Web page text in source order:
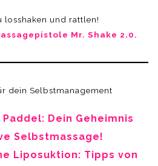
losshaken und rattlen!
Mr. Shake 2.0.
dein Selbstmanagement
Paddel: Dein Geheimnis
Selbstmassage!
Liposuktion: Tipps von